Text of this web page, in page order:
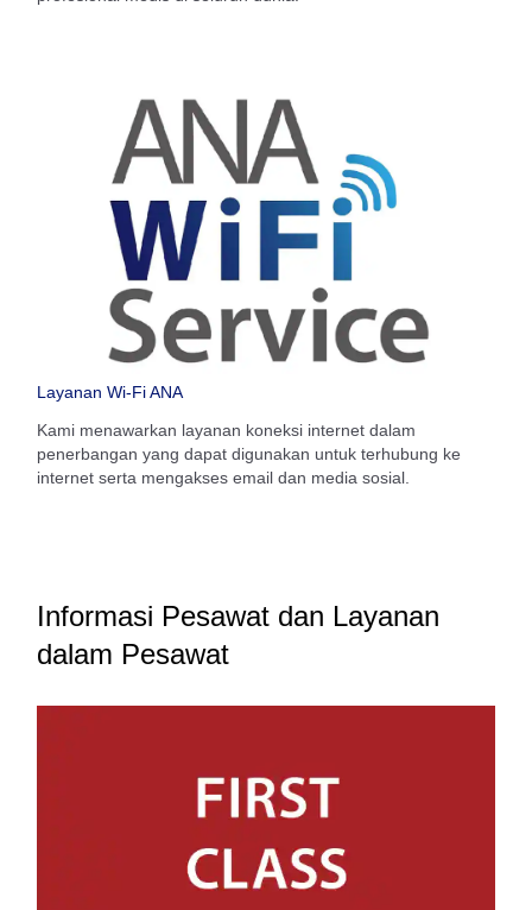
Layanan Wi-Fi ANA
Kami menawarkan layanan koneksi internet dalam
penerbangan yang dapat digunakan untuk terhubung ke
internet serta mengakses email dan media sosial.
Informasi Pesawat dan Layanan
dalam Pesawat